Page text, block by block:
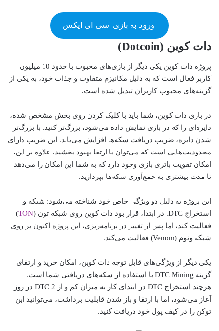
ورود به بازی سی ای ایکس
دات کوین (Dotcoin)
پروژه دات کوین یکی دیگر از بازی‌های محبوب با حدود 10 میلیون
کاربر فعال است که به دلیل مکانیزم متفاوت و جذاب خود، به یکی از
گزینه‌های محبوب کاربران تبدیل شده است.
در بازی دات کوین، شما باید با کلیک کردن روی بخش مشخص شده،
دایره‌ای را که در بازی نمایش داده می‌شود، بزرگ‌تر کنید. با بزرگ‌تر
شدن دایره، ضریب دریافت سکه‌ها افزایش می‌یابد. این ضریب دارای
محدودیت‌هایی است که می‌توان با ارتقا بهبود بخشید. علاوه بر این،
امکان تقویت باتری بازی وجود دارد که به شما این امکان را می‌دهد
تا مدت بیشتری به جمع‌آوری سکه‌ها بپردازید.
این پروژه به دلیل دو ویژگی خاص خود شناخته می‌شود: شبکه و
استخراج DTC. در ابتدا، قرار بود دات کوین روی شبکه تون (
TON
)
فعالیت کند، اما پس از تغییر در برنامه‌ریزی، این پروژه اکنون بر روی
شبکه ونوم (Venom) فعالیت می‌کند.
یکی دیگر از ویژگی‌های قابل توجه دات کوین، امکان خرید و ارتقای
گزینه DTC Mining با استفاده از سکه‌های دریافتی شما است.
هرچند استخراج DTC در ابتدای کار به میزان کم و از 2 DTC در روز
آغاز می‌شود، اما با ارتقا و باز شدن قابلیت برداشت، می‌توانید این
توکن را در کیف پول خود دریافت کنید.